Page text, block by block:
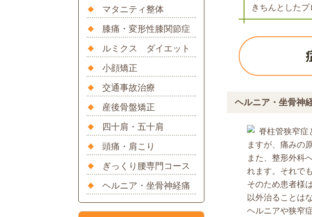
きちんとした
ヘルニア・坐骨神
脊柱管狭窄症
ますが、痛みの
また、整形外科
れます。それで
そのため患者様
以外治ることは
ヘルニアや狭窄
マタニティ整体
膝痛・変形性膝関節症
ルミクス ダイエット
小顔矯正
交通事故治療
産後骨盤矯正
四十肩・五十肩
頭痛・肩こり
ぎっくり腰専門コース
ヘルニア・坐骨神経痛